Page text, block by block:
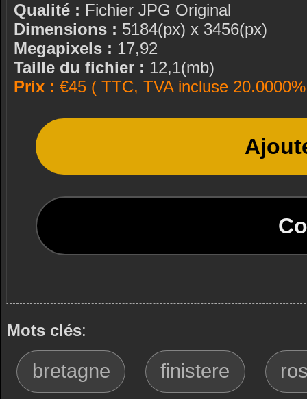
Qualité : Fichier JPG Original
Dimensions : 5184(px) x 3456(px)
Megapixels : 17,92
Taille du fichier : 12,1(mb)
Prix : €45 ( TTC, TVA incluse
Mots clés:
bretagne finistere